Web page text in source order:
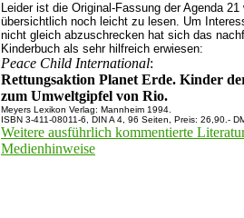
Leider ist die Original-Fassung der Agenda 21
übersichtlich noch leicht zu lesen. Um
nicht gleich abzuschrecken hat sich das
Kinderbuch als sehr hilfreich erwiesen:
Peace Child International:
Rettungsaktion Planet Erde. Kinder
zum Umweltgipfel von Rio.
Meyers Lexikon Verlag: Mannheim 1994.
ISBN 3-411-08011-6, DIN A 4, 96 Seiten, Preis: 26,90.-
Weitere ausführlich kommentierte
Medienhinweise